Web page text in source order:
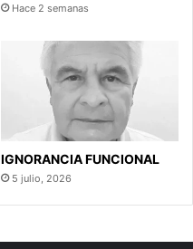
Hace 2 semanas
IGNORANCIA FUNCIONAL
5 julio, 2026